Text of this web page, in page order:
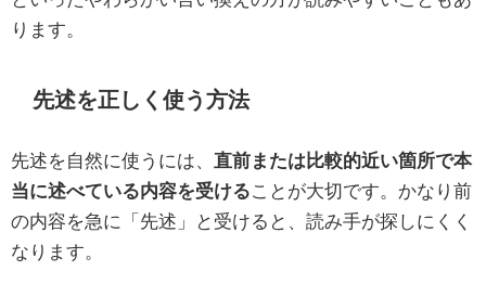
ります。
先述を正しく使う方法
先述を自然に使うには、 直前または比較的近い箇所で本
当に述べている内容を受ける ことが大切です。かなり前
の内容を急に「先述」と受けると、読み手が探しにくく
なります。